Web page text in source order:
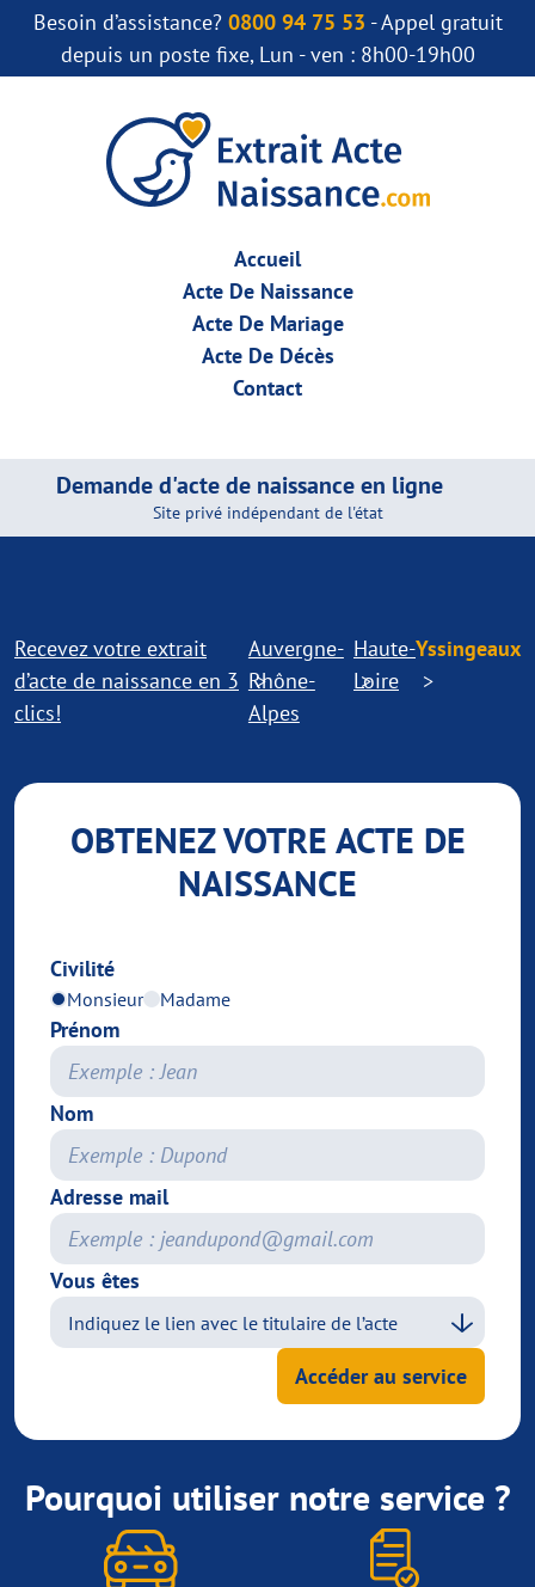
Besoin d’assistance? 0800 94 75 53 - Appel gratuit
depuis un poste fixe, Lun - ven : 8h00-19h00
Accueil
Acte De Naissance
Acte De Mariage
Acte De Décès
Contact
Demande d'acte de naissance en ligne
Site privé indépendant de l'état
Recevez votre extrait
d’acte de naissance en 3
clics!
Auvergne-
Rhône-
Alpes
Haute-
Loire
Yssingeaux
OBTENEZ VOTRE ACTE DE
NAISSANCE
Civilité
Monsieur Madame
Prénom
Nom
Adresse mail
Vous êtes
Accéder au service
Pourquoi utiliser notre service ?